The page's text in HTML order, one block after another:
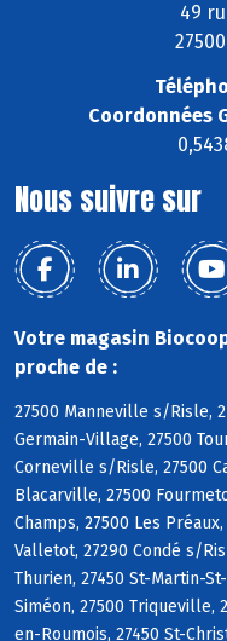
49
Coordonnées
Nous suivre sur
Votre magasin
proche de :
27500 Manneville s/Risle,
Germain-Village, 27500
Corneville s/Risle, 27500
Blacarville, 27500
Champs, 27500 Les
Valletot, 27290 Condé s/
Thurien, 27450 St-Martin-
Siméon, 27500 Triqueville,
en-Roumois, 27450 St-